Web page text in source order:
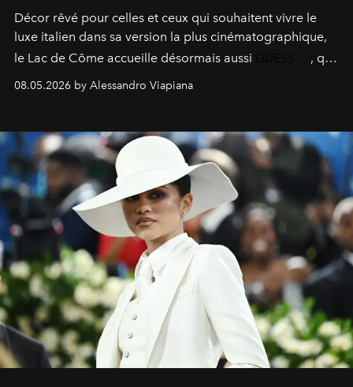
Décor rêvé pour celles et ceux qui souhaitent vivre le
luxe italien dans sa version la plus cinématographique,
le Lac de Côme accueille désormais aussi
, qui
fragrances. L’une des opérations de style les plus
08.05.2026 by Alessandro Viapiana